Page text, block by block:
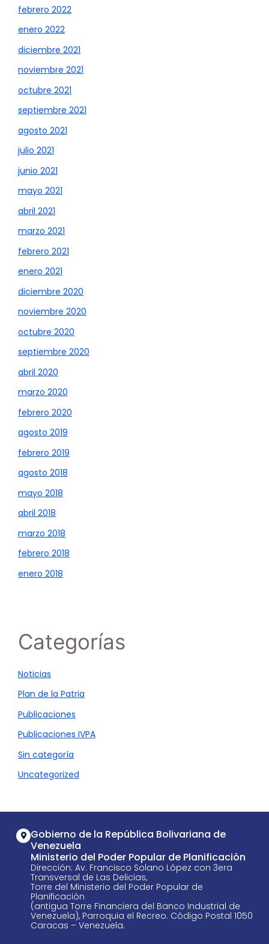
febrero 2022
enero 2022
diciembre 2021
noviembre 2021
octubre 2021
septiembre 2021
agosto 2021
julio 2021
junio 2021
mayo 2021
abril 2021
marzo 2021
febrero 2021
enero 2021
diciembre 2020
noviembre 2020
octubre 2020
septiembre 2020
abril 2020
marzo 2020
febrero 2020
agosto 2019
febrero 2019
agosto 2018
mayo 2018
abril 2018
marzo 2018
febrero 2018
enero 2018
Categorías
Noticias
Plan de la Patria
Publicaciones
Publicaciones IVPA
Sin categoría
Uncategorized
Gobierno de la República Bolivariana de
Venezuela
Ministerio del Poder Popular de Planificación
Dirección: Av. Francisco Solano López con 3era
Transversal de Las Delicias,
Torre del Ministerio del Poder Popular de
Planificación
(antigua Torre Financiera del Banco Industrial de
Venezuela), Parroquia el Recreo. Código Postal 1050
Caracas – Venezuela.